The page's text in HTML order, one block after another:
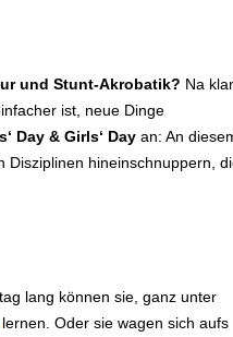
und Stunt-Akrobatik? Na
ist, neue Dinge
Day & Girls‘ Day an: An
Disziplinen hineinschnuppern,
lang können sie, ganz unter
lernen. Oder sie wagen sich aufs